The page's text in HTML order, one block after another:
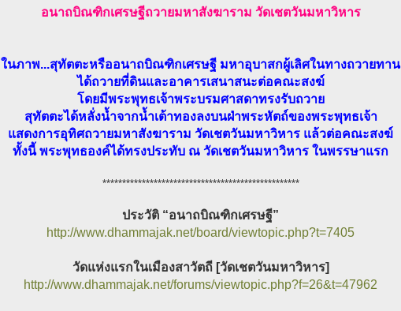
อนาถบิณฑิกเศรษฐีถวายมหาสังฆาราม วัดเชตวันมหาวิหาร
ในภาพ...สุทัตตะหรืออนาถบิณฑิกเศรษฐี มหาอุบาสกผู้เลิศในทางถวายทาน
ได้ถวายที่ดินและอาคารเสนาสนะต่อคณะสงฆ์
โดยมีพระพุทธเจ้าพระบรมศาสดาทรงรับถวาย
สุทัตตะได้หลั่งน้ำจากน้ำเต้าทองลงบนฝ่าพระหัตถ์ของพระพุทธเจ้า
แสดงการอุทิศถวายมหาสังฆาราม วัดเชตวันมหาวิหาร แล้วต่อคณะสงฆ์
ทั้งนี้ พระพุทธองค์ได้ทรงประทับ ณ วัดเชตวันมหาวิหาร ในพรรษาแรก
**************************************************
ประวัติ “อนาถบิณฑิกเศรษฐี”
http://www.dhammajak.net/board/viewtopic.php?t=7405
วัดแห่งแรกในเมืองสาวัตถี [วัดเชตวันมหาวิหาร]
http://www.dhammajak.net/forums/viewtopic.php?f=26&t=47962